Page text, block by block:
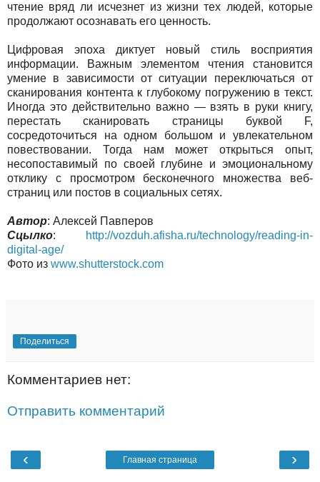
чтение вряд ли исчезнет из жизни тех людей, которые
продолжают осознавать его ценность.
Цифровая эпоха диктует новый стиль восприятия
информации. Важным элементом чтения становится
умение в зависимости от ситуации переключаться от
сканирования контента к глубокому погружению в текст.
Иногда это действительно важно — взять в руки книгу,
перестать сканировать страницы буквой F,
сосредоточиться на одном большом и увлекательном
повествовании. Тогда нам может открыться опыт,
несопоставимый по своей глубине и эмоциональному
отклику с просмотром бесконечного множества веб-
страниц или постов в социальных сетях.
Автор: Алексей Павперов
Сцылко:
http://vozduh.afisha.ru/technology/reading-in-
digital-age/
Фото из www.shutterstock.com
Поделиться
Комментариев нет:
Отправить комментарий
‹ ›
Главная страница